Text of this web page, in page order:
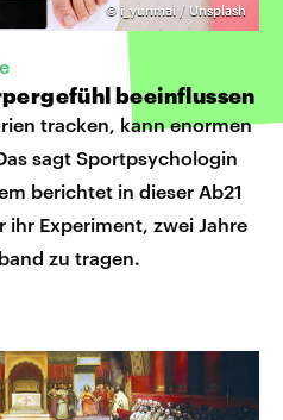
© i_yunmai / Unsplash
beeinflussen
tracken, kann enormen
sagt Sportpsychologin
berichtet in dieser Ab21
Experiment, zwei Jahre
zu tragen.